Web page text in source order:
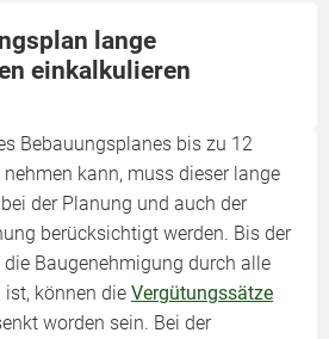
lange
einkalkulieren
Bebauungsplanes bis zu 12
kann, muss dieser lange
der Planung und auch der
berücksichtigt werden. Bis der
Baugenehmigung durch alle
können die Vergütungssätze
worden sein. Bei der